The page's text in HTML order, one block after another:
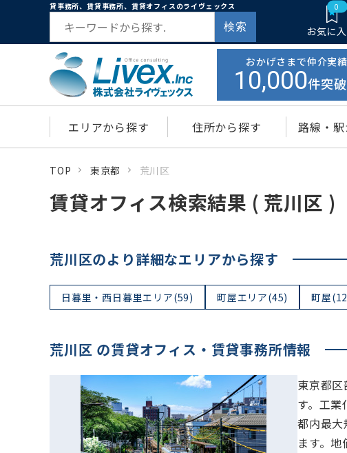
貸事務所、賃貸事務所、賃貸オフィスのライヴェックス
検索
0
お気に
おかげさまで仲介実績
10,000件突破
エリアから探す 住所から探す 路線・
TOP 東京都 荒川区
賃貸オフィス検索結果 ( 荒川区 )
荒川区のより詳細なエリアから探す
日暮里・西日暮里エリア(59) 町屋エリア(45) 町屋
荒川区 の賃貸オフィス・賃貸事務所情報
東京都
す。工
都内最大
ます。